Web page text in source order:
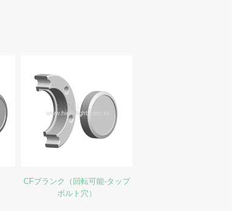
CFブランク（回転可能-タップ
ボルト穴）